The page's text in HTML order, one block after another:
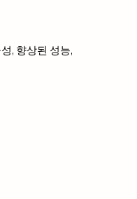
, 향상된 성능,